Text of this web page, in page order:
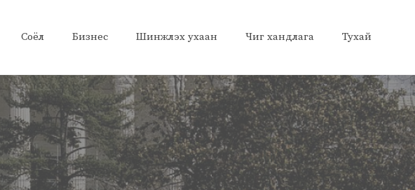
Соёл Бизнес Шинжлэх ухаан Чиг хандлага Тухай